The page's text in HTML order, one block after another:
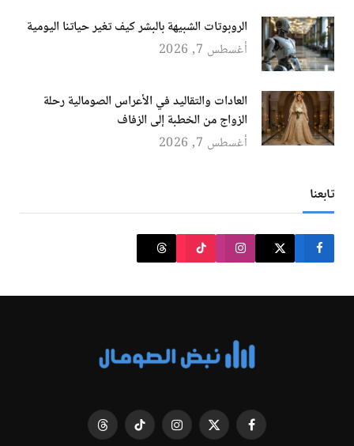
الروبوتات الشبيهة بالبشر كيف تغير حياتنا اليومية
أغسطس 7, 2026
العادات والتقاليد في الأعراس الصومالية رحلة
الزواج من الخطبة إلى الزفاف
أغسطس 7, 2026
تابعنا
فيسبوك X
الانستغرامتيكتوك Threads